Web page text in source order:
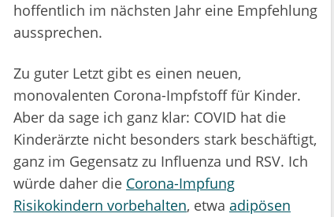
hoffentlich im nächsten Jahr eine Empfehlung
aussprechen.
Zu guter Letzt gibt es einen neuen,
monovalenten Corona-Impfstoff für Kinder.
Aber da sage ich ganz klar: COVID hat die
Kinderärzte nicht besonders stark beschäftigt,
ganz im Gegensatz zu Influenza und RSV. Ich
würde daher die Corona-Impfung
Risikokindern vorbehalten, etwa adipösen